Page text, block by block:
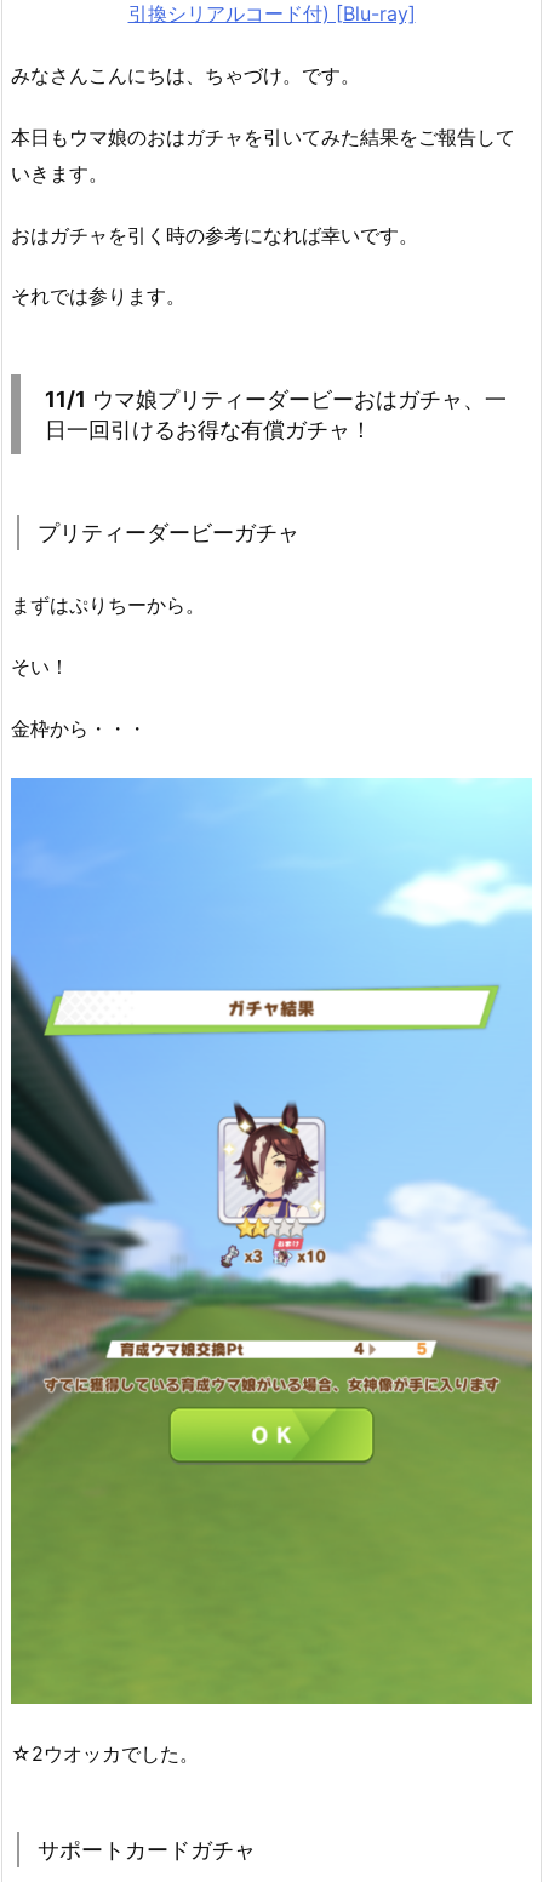
引換シリアルコード付) [Blu-ray]
みなさんこんにちは、ちゃづけ。です。
本日もウマ娘のおはガチャを引いてみた結果をご報告して
いきます。
おはガチャを引く時の参考になれば幸いです。
それでは参ります。
11/1 ウマ娘プリティーダービーおはガチャ、一
日一回引けるお得な有償ガチャ！
プリティーダービーガチャ
まずはぷりちーから。
そい！
金枠から・・・
☆2ウオッカでした。
サポートカードガチャ